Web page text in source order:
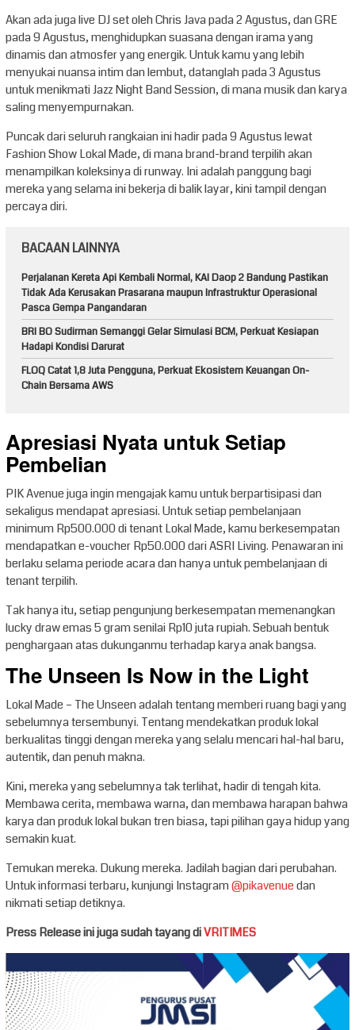
Akan ada juga live DJ set oleh Chris Java pada 2 Agustus, dan GRE
pada 9 Agustus, menghidupkan suasana dengan irama yang
dinamis dan atmosfer yang energik. Untuk kamu yang lebih
menyukai nuansa intim dan lembut, datanglah pada 3 Agustus
untuk menikmati Jazz Night Band Session, di mana musik dan karya
saling menyempurnakan.
Puncak dari seluruh rangkaian ini hadir pada 9 Agustus lewat
Fashion Show Lokal Made, di mana brand-brand terpilih akan
menampilkan koleksinya di runway. Ini adalah panggung bagi
mereka yang selama ini bekerja di balik layar, kini tampil dengan
percaya diri.
BACAAN LAINNYA
Perjalanan Kereta Api Kembali Normal, KAI Daop 2 Bandung Pastikan
Tidak Ada Kerusakan Prasarana maupun Infrastruktur Operasional
Pasca Gempa Pangandaran
BRI BO Sudirman Semanggi Gelar Simulasi BCM, Perkuat Kesiapan
Hadapi Kondisi Darurat
FLOQ Catat 1,8 Juta Pengguna, Perkuat Ekosistem Keuangan On-
Chain Bersama AWS
Apresiasi Nyata untuk Setiap
Pembelian
PIK Avenue juga ingin mengajak kamu untuk berpartisipasi dan
sekaligus mendapat apresiasi. Untuk setiap pembelanjaan
minimum Rp500.000 di tenant Lokal Made, kamu berkesempatan
mendapatkan e-voucher Rp50.000 dari ASRI Living. Penawaran ini
berlaku selama periode acara dan hanya untuk pembelanjaan di
tenant terpilih.
Tak hanya itu, setiap pengunjung berkesempatan memenangkan
lucky draw emas 5 gram senilai Rp10 juta rupiah. Sebuah bentuk
penghargaan atas dukunganmu terhadap karya anak bangsa.
The Unseen Is Now in the Light
Lokal Made – The Unseen adalah tentang memberi ruang bagi yang
sebelumnya tersembunyi. Tentang mendekatkan produk lokal
berkualitas tinggi dengan mereka yang selalu mencari hal-hal baru,
autentik, dan penuh makna.
Kini, mereka yang sebelumnya tak terlihat, hadir di tengah kita.
Membawa cerita, membawa warna, dan membawa harapan bahwa
karya dan produk lokal bukan tren biasa, tapi pilihan gaya hidup yang
semakin kuat.
Temukan mereka. Dukung mereka. Jadilah bagian dari perubahan.
Untuk informasi terbaru, kunjungi Instagram@pikavenuedan
nikmati setiap detiknya.
Press Release ini juga sudah tayang diVRITIMES